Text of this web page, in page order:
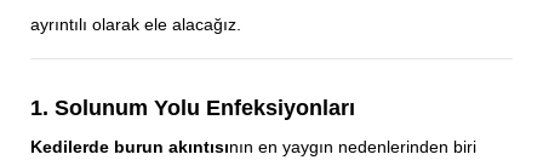
ayrıntılı olarak ele alacağız.
1. Solunum Yolu Enfeksiyonları
Kedilerde burun akıntısının en yaygın nedenlerinden biri